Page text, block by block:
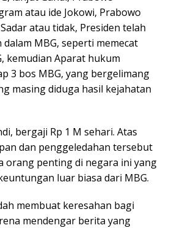
atau ide Jokowi, Prabowo
atau tidak, Presiden telah
MBG, seperti memecat
kemudian Aparat hukum
3 bos MBG, yang bergelimang
masing diduga hasil kejahatan
bergaji Rp 1 M sehari. Atas
dan penggeledahan tersebut
orang penting di negara ini yang
luar biasa dari MBG.
membuat keresahan bagi
mendengar berita yang